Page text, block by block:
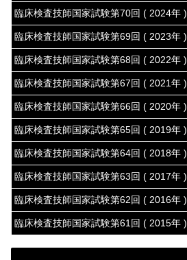
臨床検査技師国家試験第70回 ( 2024年 )
臨床検査技師国家試験第69回 ( 2023年 )
臨床検査技師国家試験第68回 ( 2022年 )
臨床検査技師国家試験第67回 ( 2021年 )
臨床検査技師国家試験第66回 ( 2020年 )
臨床検査技師国家試験第65回 ( 2019年 )
臨床検査技師国家試験第64回 ( 2018年 )
臨床検査技師国家試験第63回 ( 2017年 )
臨床検査技師国家試験第62回 ( 2016年 )
臨床検査技師国家試験第61回 ( 2015年 )